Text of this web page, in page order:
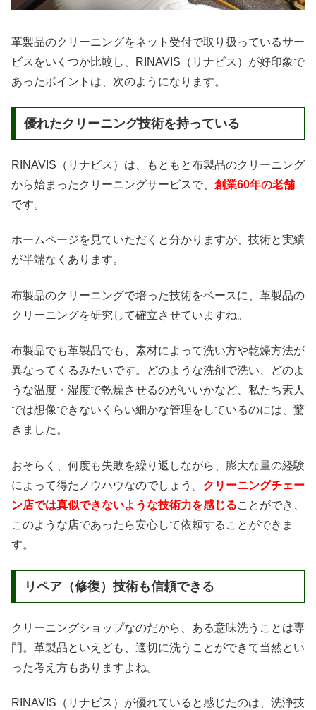
革製品のクリーニングをネット受付で取り扱っているサー
ビスをいくつか比較し、RINAVIS（リナビス）が好印象で
あったポイントは、次のようになります。
優れたクリーニング技術を持っている
RINAVIS（リナビス）は、もともと布製品のクリーニング
から始まったクリーニングサービスで、 創業60年の老舗
です。
ホームページを見ていただくと分かりますが、技術と実績
が半端なくあります。
布製品のクリーニングで培った技術をベースに、革製品の
クリーニングを研究して確立させていますね。
布製品でも革製品でも、素材によって洗い方や乾燥方法が
異なってくるみたいです。どのような洗剤で洗い、どのよ
うな温度・湿度で乾燥させるのがいいかなど、私たち素人
では想像できないくらい細かな管理をしているのには、驚
きました。
おそらく、何度も失敗を繰り返しながら、膨大な量の経験
によって得たノウハウなのでしょう。 クリーニングチェー
ン店では真似できないような技術力を感じることができ、
このような店であったら安心して依頼することができま
す。
リペア（修復）技術も信頼できる
クリーニングショップなのだから、ある意味洗うことは専
門。革製品といえども、適切に洗うことができて当然とい
った考え方もありますよね。
RINAVIS（リナビス）が優れていると感じたのは、洗浄技